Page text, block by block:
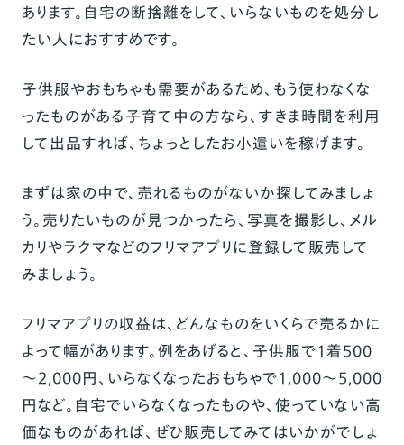
あります。自宅の断捨離をして、いらないものを処分し
たい人におすすめです。
子供服やおもちゃも需要があるため、もう使わなくな
ったものがある子育て中の方なら、すきま時間を利用
して出品すれば、ちょっとしたお小遣いを稼げます。
まずは家の中で、売れるものがないか探してみましょ
う。売りたいものが見つかったら、写真を撮影し、メル
カリやラクマなどのフリマアプリに登録して販売して
みましょう。
フリマアプリの収益は、どんなものをいくらで売るかに
よって幅があります。例をあげると、子供服で1着500
～2,000円、いらなくなったおもちゃで1,000～5,000
円など。自宅でいらなくなったものや、使っていない高
価なものがあれば、ぜひ販売してみてはいかがでしょ